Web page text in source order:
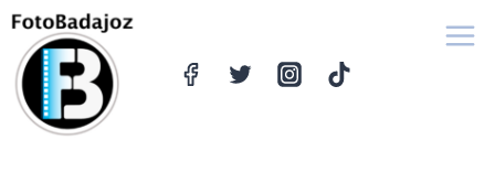
Saltar
contenido